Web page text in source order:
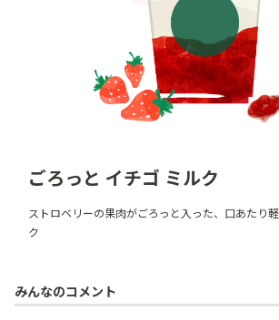
ごろっと イチゴ ミルク
ストロベリーの果肉がごろっと入った、口あたり
ク
みんなのコメント